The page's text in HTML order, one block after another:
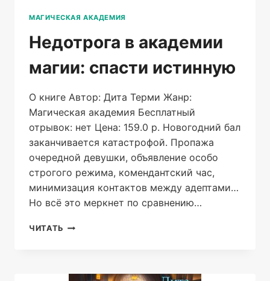
МАГИЧЕСКАЯ АКАДЕМИЯ
Недотрога в академии
магии: спасти истинную
О книге Автор: Дита Терми Жанр:
Магическая академия Бесплатный
отрывок: нет Цена: 159.0 р. Новогодний бал
заканчивается катастрофой. Пропажа
очередной девушки, объявление особо
строгого режима, комендантский час,
минимизация контактов между адептами…
Но всё это меркнет по сравнению…
ЧИТАТЬ НЕДОТРОГА
СПАСТИ